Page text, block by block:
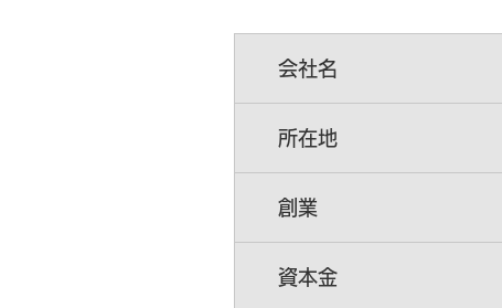
会社名
所在地
創業
資本金